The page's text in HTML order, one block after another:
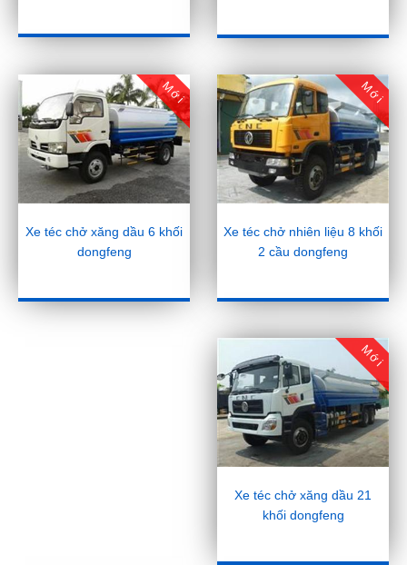
Mới
Xe téc chở xăng dầu 6 khối
dongfeng
Mới
Xe téc chở nhiên liệu 8 khối
2 cầu dongfeng
Mới
Xe téc chở xăng dầu 21
khối dongfeng